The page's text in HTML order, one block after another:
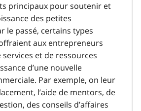
principaux pour soutenir et
des petites
le passé, certains types
aux entrepreneurs
et de ressources
d’une nouvelle
Par exemple, on leur
l’aide de mentors, de
des conseils d’affaires